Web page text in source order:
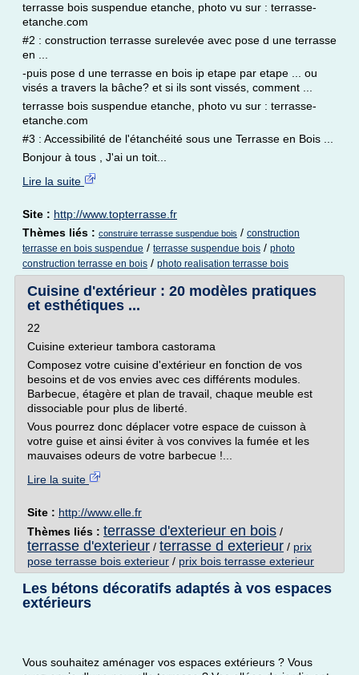
terrasse bois suspendue etanche, photo vu sur : terrasse-
etanche.com
#2 : construction terrasse surelevée avec pose d une terrasse
en ...
-puis pose d une terrasse en bois ip etape par etape ... ou
visés a travers la bâche? et si ils sont vissés, comment ...
terrasse bois suspendue etanche, photo vu sur : terrasse-
etanche.com
#3 : Accessibilité de l'étanchéité sous une Terrasse en Bois ...
Bonjour à tous , J'ai un toit...
Lire la suite
Site : http://www.topterrasse.fr
Thèmes liés : construire terrasse suspendue bois / construction
terrasse en bois suspendue / terrasse suspendue bois / photo
construction terrasse en bois / photo realisation terrasse bois
Cuisine d'extérieur : 20 modèles pratiques
et esthétiques ...
22
Cuisine exterieur tambora castorama
Composez votre cuisine d'extérieur en fonction de vos
besoins et de vos envies avec ces différents modules.
Barbecue, étagère et plan de travail, chaque meuble est
dissociable pour plus de liberté.
Vous pourrez donc déplacer votre espace de cuisson à
votre guise et ainsi éviter à vos convives la fumée et les
mauvaises odeurs de votre barbecue !...
Lire la suite
Site : http://www.elle.fr
Thèmes liés : terrasse d'exterieur en bois /
terrasse d'exterieur / terrasse d exterieur / prix
pose terrasse bois exterieur / prix bois terrasse exterieur
Les bétons décoratifs adaptés à vos espaces
extérieurs
Vous souhaitez aménager vos espaces extérieurs ? Vous